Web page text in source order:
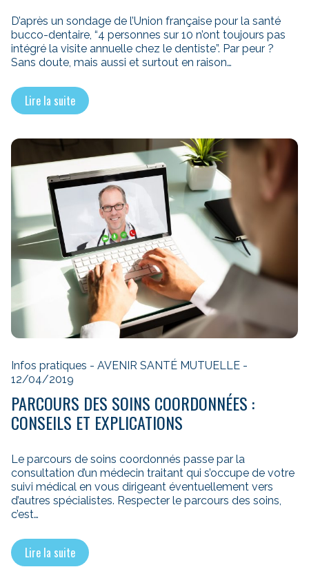
D’après un sondage de l’Union française pour la santé
bucco-dentaire, “4 personnes sur 10 n’ont toujours pas
intégré la visite annuelle chez le dentiste”. Par peur ?
Sans doute, mais aussi et surtout en raison…
Lire la suite
Infos pratiques - AVENIR SANTÉ MUTUELLE -
12/04/2019
PARCOURS DES SOINS COORDONNÉES :
CONSEILS ET EXPLICATIONS
Le parcours de soins coordonnés passe par la
consultation d’un médecin traitant qui s’occupe de votre
suivi médical en vous dirigeant éventuellement vers
d’autres spécialistes. Respecter le parcours des soins,
c’est…
Lire la suite